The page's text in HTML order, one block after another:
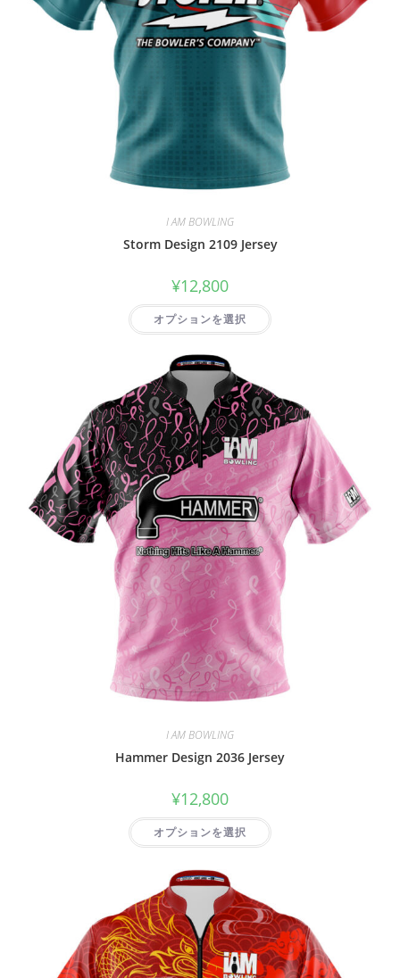
I AM BOWLING
Storm Design 2109 Jersey
¥12,800
オプションを選択
I AM BOWLING
Hammer Design 2036 Jersey
¥12,800
オプションを選択